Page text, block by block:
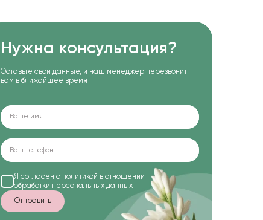
Нужна консультация?
Оставьте свои данные, и наш менеджер перезвонит
вам в ближайшее время
Я согласен с политикой в отношении
обработки персональных данных
Отправить